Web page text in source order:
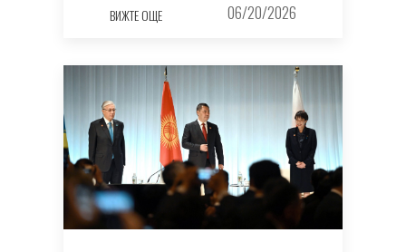
ВИЖТЕ ОЩЕ 06/20/2026